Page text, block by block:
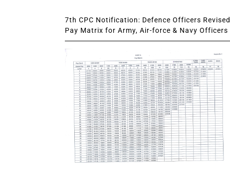
7th CPC Notification: Defence Officers Revised
Pay Matrix for Army, Air-force & Navy Officers